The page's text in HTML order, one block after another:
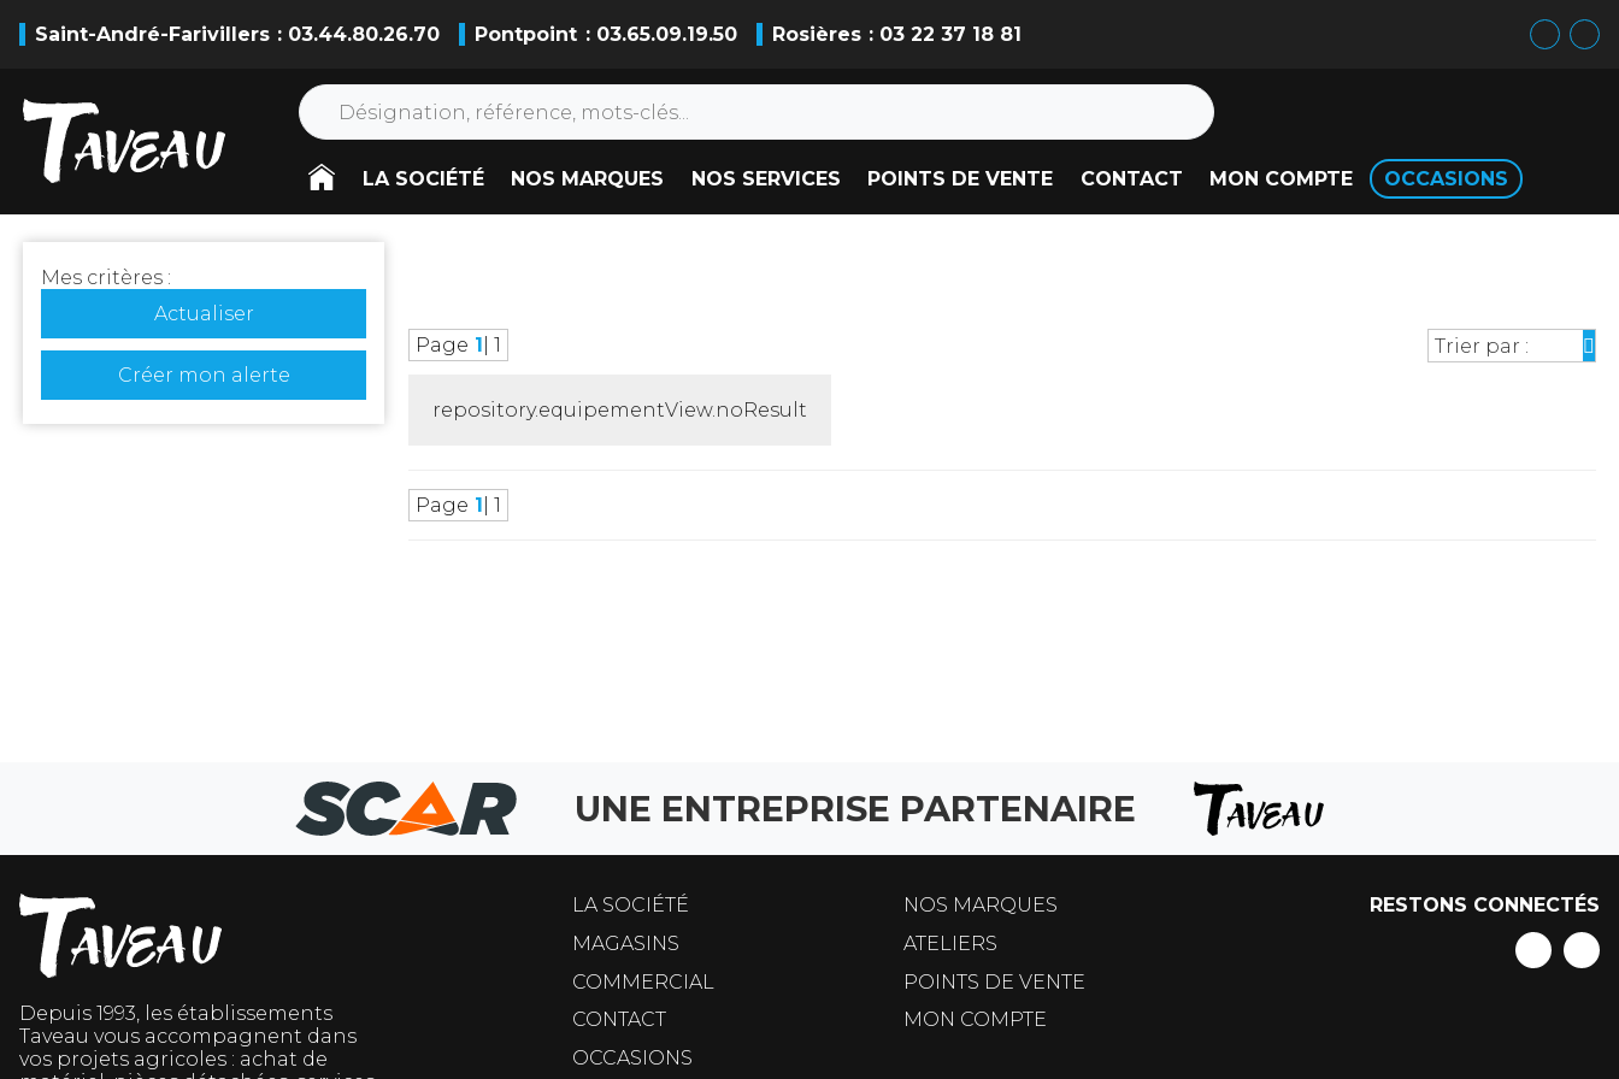
Saint-André-Farivillers : 03.44.80.26.70 Pontpoint : 03.65.09.19.50 Rosières : 03 22 37 18 81
LA SOCIÉTÉ NOS MARQUES NOS SERVICES POINTS DE VENTE CONTACT MON COMPTE OCCASIONS
Mes critères :
Actualiser
Créer mon alerte
Trier par :
Page 1 | 1
repository.equipementView.noResult
Page 1 | 1
UNE ENTREPRISE PARTENAIRE
Depuis 1993, les établissements
Taveau vous accompagnent dans
vos projets agricoles : achat de
LA SOCIÉTÉ
NOS MARQUES
MAGASINS
ATELIERS
COMMERCIAL
POINTS DE VENTE
CONTACT
MON COMPTE
OCCASIONS
RESTONS CONNECTÉS